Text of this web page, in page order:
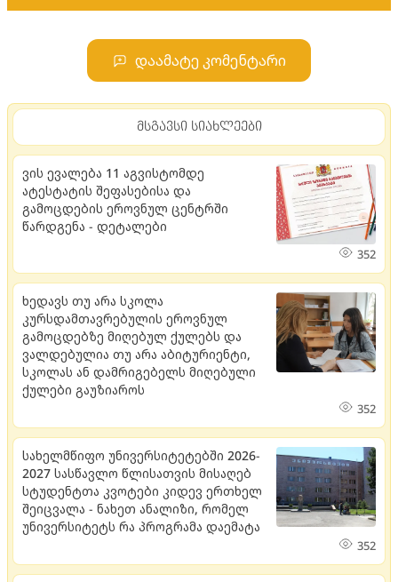
დაამატე კომენტარი
მსგავსი სიახლეები
ვის ევალება 11 აგვისტომდე
ატესტატის შეფასებისა და
გამოცდების ეროვნულ ცენტრში
წარდგენა - დეტალები
352
ხედავს თუ არა სკოლა
კურსდამთავრებულის ეროვნულ
გამოცდებზე მიღებულ ქულებს და
ვალდებულია თუ არა აბიტურიენტი,
სკოლას ან დამრიგებელს მიღებული
ქულები გაუზიაროს
352
სახელმწიფო უნივერსიტეტებში 2026-
2027 სასწავლო წლისათვის მისაღებ
სტუდენტთა კვოტები კიდევ ერთხელ
შეიცვალა - ნახეთ ანალიზი, რომელ
უნივერსიტეტს რა პროგრამა დაემატა
352